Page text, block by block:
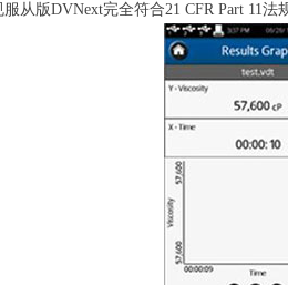
服从版DVNext完全符合21 CFR Part 11法